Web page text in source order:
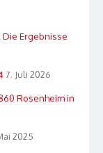
Ergebnisse
7. Juli 2026
Rosenheim in
2025